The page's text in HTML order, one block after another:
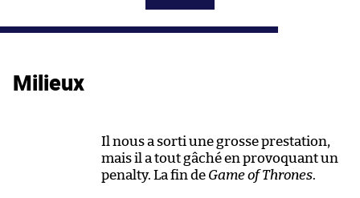
Milieux
Il nous a sorti une grosse prestation,
mais il a tout gâché en provoquant un
penalty. La fin de Game of Thrones.